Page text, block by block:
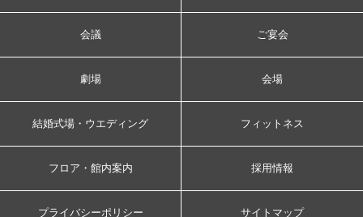
会議 ご宴会
劇場 会場
結婚式場・ウエディング フィットネス
フロア・館内案内 採用情報
プライバシーポリシー サイトマップ